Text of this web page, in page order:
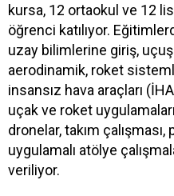
kursa, 12 ortaokul ve 12
öğrenci katılıyor.
uzay bilimlerine giriş,
aerodinamik, roket
insansız hava araçları
uçak ve roket
dronelar, takım
uygulamalı atölye
veriliyor.